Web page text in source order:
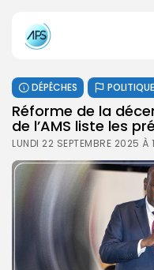
DÉPÊCHES POLITIQUE
Réforme de la
de l’AMS liste les
LUNDI 22 SEPTEMBRE 2025 À